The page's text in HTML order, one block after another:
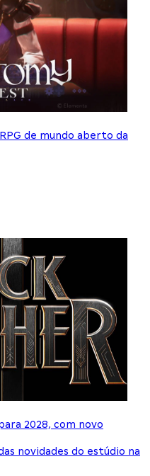
de mundo aberto da
2028, com novo
novidades do estúdio na